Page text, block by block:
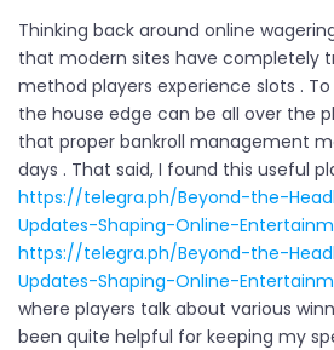
Thinking back around online
that modern sites have completely
method players experience slots .
the house edge can be all over the
that proper bankroll management
days . That said, I found this useful
https://telegra.ph/Beyond-the-
Updates-Shaping-Online-
https://telegra.ph/Beyond-the-
Updates-Shaping-Online-
where players talk about various
been quite helpful for keeping my